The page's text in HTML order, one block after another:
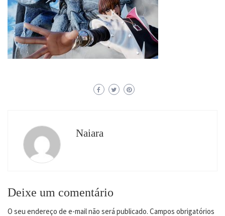
Naiara
Deixe um comentário
O seu endereço de e-mail não será publicado. Campos obrigatórios